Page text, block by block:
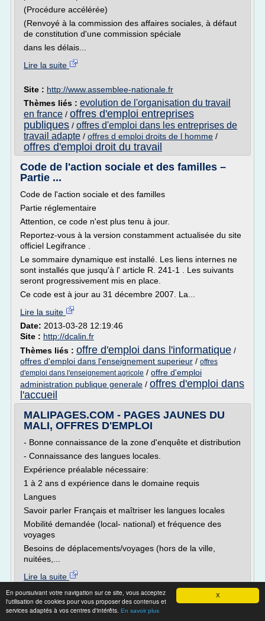
X
En poursuivant votre navigation sur ce site, vous acceptez
l'utilisation de cookies pour vous proposer des contenus et
services adaptés à vos centres d'intérêts. En savoir plus
(Procédure accélérée)
(Renvoyé à la commission des affaires sociales, à défaut
de constitution d'une commission spéciale
dans les délais...
Lire la suite
Site : http://www.assemblee-nationale.fr
Thèmes liés : evolution de l'organisation du travail
en france / offres d'emploi entreprises
publiques / offres d'emploi dans les entreprises de
travail adapte / offres d emploi droits de l homme /
offres d'emploi droit du travail
Code de l'action sociale et des familles –
Partie ...
Code de l'action sociale et des familles
Partie réglementaire
Attention, ce code n'est plus tenu à jour.
Reportez-vous à la version constamment actualisée du site
officiel Legifrance .
Le sommaire dynamique est installé. Les liens internes ne
sont installés que jusqu'à l' article R. 241-1 . Les suivants
seront progressivement mis en place.
Ce code est à jour au 31 décembre 2007. La...
Lire la suite
Date: 2013-03-28 12:19:46
Site : http://dcalin.fr
Thèmes liés : offre d'emploi dans l'informatique /
offres d'emploi dans l'enseignement superieur / offres
d'emploi dans l'enseignement agricole / offre d'emploi
administration publique generale / offres d'emploi dans
l'accueil
MALIPAGES.COM - PAGES JAUNES DU
MALI, OFFRES D'EMPLOI
- Bonne connaissance de la zone d'enquête et distribution
- Connaissance des langues locales.
Expérience préalable nécessaire:
1 à 2 ans d expérience dans le domaine requis
Langues
Savoir parler Français et maîtriser les langues locales
Mobilité demandée (local- national) et fréquence des
voyages
Besoins de déplacements/voyages (hors de la ville,
nuitées,...
Lire la suite
Site :http://www.malipages.com
Thèmes liés :offre d emploi l equipe